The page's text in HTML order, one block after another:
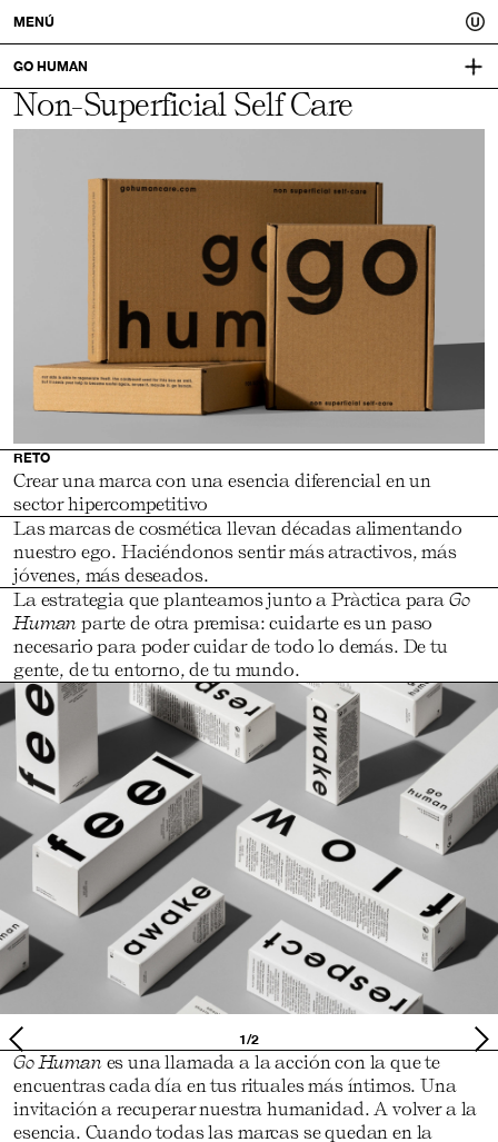
Usted.
Un
mejor
MENÚ
GO HUMAN
ESTRATEGIA:
PRÀCTICA Y USTED
Non-Superficial Self Care
RETO
Crear una marca con una esencia diferencial en un
sector hipercompetitivo
Las marcas de cosmética llevan décadas alimentando
nuestro ego. Haciéndonos sentir más atractivos, más
jóvenes, más deseados.
La estrategia que planteamos junto a Pràctica para Go
Human parte de otra premisa: cuidarte es un paso
necesario para poder cuidar de todo lo demás. De tu
gente, de tu entorno, de tu mundo.
1/2
Go Humanes una llamada a la acción con la que te
encuentras cada día en tus rituales más íntimos. Una
invitación a recuperar nuestra humanidad. A volver a la
esencia. Cuando todas las marcas se quedan en la